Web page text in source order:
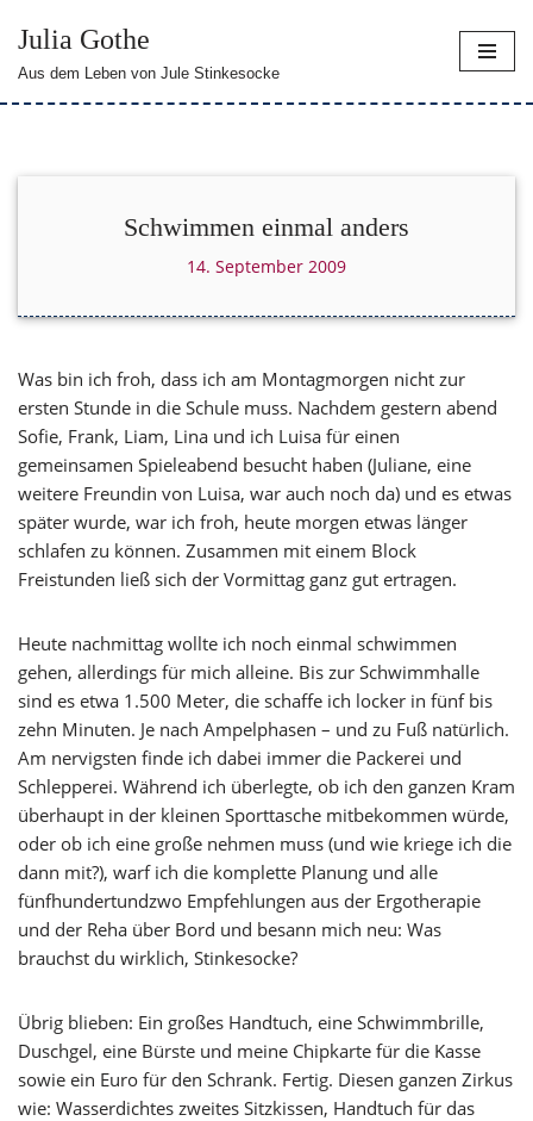
Zum
Julia Gothe
Aus dem Leben von Jule Stinkesocke
Schwimmen einmal anders
14. September 2009
Was bin ich froh, dass ich am Montagmorgen nicht zur
ersten Stunde in die Schule muss. Nachdem gestern abend
Sofie, Frank, Liam, Lina und ich Luisa für einen
gemeinsamen Spieleabend besucht haben (Juliane, eine
weitere Freundin von Luisa, war auch noch da) und es etwas
später wurde, war ich froh, heute morgen etwas länger
schlafen zu können. Zusammen mit einem Block
Freistunden ließ sich der Vormittag ganz gut ertragen.
Heute nachmittag wollte ich noch einmal schwimmen
gehen, allerdings für mich alleine. Bis zur Schwimmhalle
sind es etwa 1.500 Meter, die schaffe ich locker in fünf bis
zehn Minuten. Je nach Ampelphasen – und zu Fuß natürlich.
Am nervigsten finde ich dabei immer die Packerei und
Schlepperei. Während ich überlegte, ob ich den ganzen Kram
überhaupt in der kleinen Sporttasche mitbekommen würde,
oder ob ich eine große nehmen muss (und wie kriege ich die
dann mit?), warf ich die komplette Planung und alle
fünfhundertundzwo Empfehlungen aus der Ergotherapie
und der Reha über Bord und besann mich neu: Was
brauchst du wirklich, Stinkesocke?
Übrig blieben: Ein großes Handtuch, eine Schwimmbrille,
Duschgel, eine Bürste und meine Chipkarte für die Kasse
sowie ein Euro für den Schrank. Fertig. Diesen ganzen Zirkus
wie: Wasserdichtes zweites Sitzkissen, Handtuch für das